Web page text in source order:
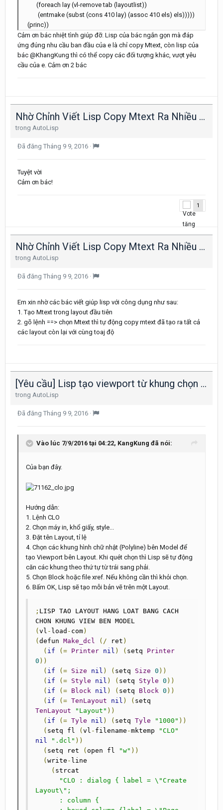
(foreach lay (vl-remove tab (layoutlist))
(entmake (subst (cons 410 lay) (assoc 410 els) els)))))
(princ))
Cảm ơn bác nhiệt tình giúp đỡ. Lisp của bác ngắn gọn mà đáp
ứng đúng nhu cầu ban đầu của e là chỉ copy Mtext, còn lisp của
bác @KhangKung thì có thể copy các đối tượng khác, vượt yêu
cầu của e. Cảm ơn 2 bác
Nhờ Chỉnh Viết Lisp Copy Mtext Ra Nhiều Layout 1 Lần
trong AutoLisp
Đã đăng Tháng 9 9, 2016 ·
Tuyệt vời
Cảm ơn bác!
1
Nhờ Chỉnh Viết Lisp Copy Mtext Ra Nhiều Layout 1 Lần
trong AutoLisp
Đã đăng Tháng 9 9, 2016 ·
Em xin nhờ các bác viết giúp lisp với công dụng như sau:
1. Tạo Mtext trong layout đầu tiên
2. gõ lệnh ==> chọn Mtext thì tự động copy mtext đã tạo ra tất cả
các layout còn lại với cùng toaj độ
[Yêu cầu] Lisp tạo viewport từ khung chọn bên model.
trong AutoLisp
Đã đăng Tháng 9 9, 2016 ·
Vào lúc 7/9/2016 tại 04:22, KangKung đã nói:
Của bạn đây.
Hướng dẫn:
1. Lệnh CLO
2. Chọn máy in, khổ giấy, style...
3. Đặt tên Layout, tỉ lệ
4. Chọn các khung hình chữ nhật (Polyline) bên Model để
tạo Viewport bên Layout. Khi quét chọn thì Lisp sẽ tự động
căn các khung theo thứ tự từ trái sang phải.
5. Chọn Block hoặc file xref. Nếu không cần thì khỏi chọn.
6. Bấm OK, Lisp sẽ tạo mỗi bản vẽ trên một Layout.
; LISP TAO LAYOUT HANG LOAT BANG CACH
(vl - load - com)
(defun Make_dcl (/ ret )
( if (= Printer nil ) ( setq Printer
0 ))
( if (= Size nil ) ( setq Size 0 ))
( if (= Style nil ) ( setq Style 0 ))
( if (= Block nil ) ( setq Block 0 ))
( if (= TenLayout nil ) (
TenLayout
"Layout" ))
( if (= Tyle nil ) ( setq Tyle "1000" ))
( setq fl (vl - filename -mktemp
"CLO"
nil
".dcl" ))
( setq ret (open fl "w" ))
(write - line
( strcat
"CLO : dialog { label = \"Create
Layout\";